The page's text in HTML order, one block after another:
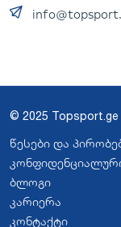
© 2025 Topsport.ge
წესები და
ბლოგი
კარიერა
კონტაქტი